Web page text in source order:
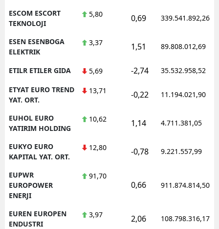
ESCOM ESCORT
TEKNOLOJI
5,80 0,69 339.541.892,26
ESEN ESENBOGA
ELEKTRIK
3,37 1,51 89.808.012,69
ETILR ETILER GIDA 5,69 -2,74 35.532.958,52
ETYAT EURO TREND
YAT. ORT.
13,71 -0,22 11.194.021,90
EUHOL EURO
YATIRIM HOLDING
10,62 1,14 4.711.381,05
EUKYO EURO
KAPITAL YAT. ORT.
12,80 -0,78 9.221.557,99
EUPWR
EUROPOWER
ENERJI
91,70
0,66 911.874.814,50
EUREN EUROPEN
ENDUSTRI
3,97 2,06 108.798.316,17